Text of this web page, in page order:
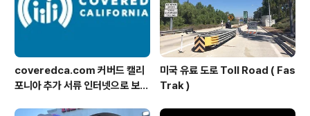
coveredca.com 커버드 캘리
포니아 추가 서류 인터넷으로 보내
미국 유료 도로 Toll Road ( Fas
Trak )